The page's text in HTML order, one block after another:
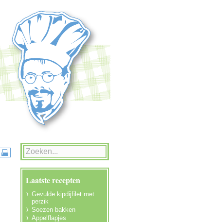
Laatste recepten
Gevulde kipdijfilet met
perzik
Soezen bakken
Appelflapjes